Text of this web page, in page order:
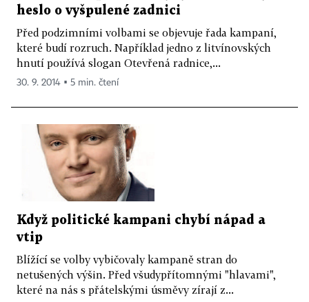
heslo o vyšpulené zadnici
Před podzimními volbami se objevuje řada kampaní,
které budí rozruch. Například jedno z litvínovských
hnutí používá slogan Otevřená radnice,...
30. 9. 2014 ▪ 5 min. čtení
Když politické kampani chybí nápad a
vtip
Blížící se volby vybičovaly kampaně stran do
netušených výšin. Před všudypřítomnými "hlavami",
které na nás s přátelskými úsměvy zírají z...